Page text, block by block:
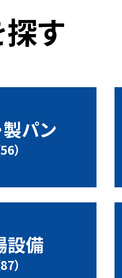
す
製パン
56）
設備
87）